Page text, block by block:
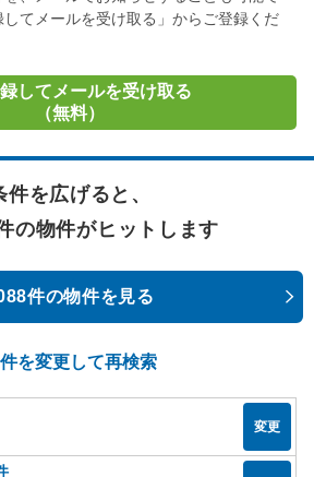
てメールを受け取る」からご登録くだ
してメールを受け取る
（無料）
件を広げると、
の物件がヒットします
件の物件を見る
を変更して再検索
変更